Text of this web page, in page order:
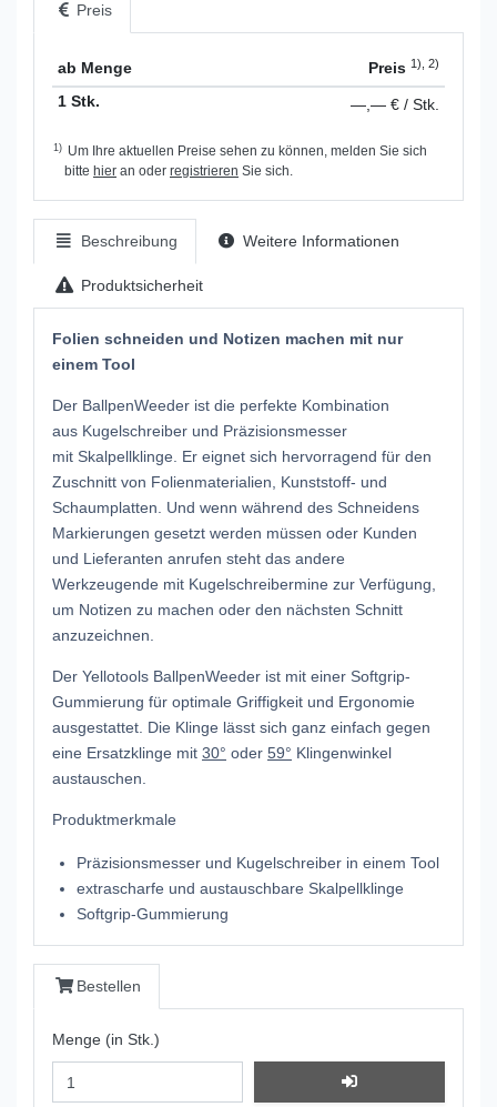
Preis
ab Menge Preis1), 2)
1 Stk. —,— € / Stk.
1) Um Ihre aktuellen Preise sehen zu können, melden Sie sich
bitte hier an oder registrieren Sie sich.
Beschreibung Weitere Informationen
Produktsicherheit
Folien schneiden und Notizen machen mit nur
einem Tool
Der BallpenWeeder ist die perfekte Kombination
aus Kugelschreiber und Präzisionsmesser
mit Skalpellklinge. Er eignet sich hervorragend für den
Zuschnitt von Folienmaterialien, Kunststoff- und
Schaumplatten. Und wenn während des Schneidens
Markierungen gesetzt werden müssen oder Kunden
und Lieferanten anrufen steht das andere
Werkzeugende mit Kugelschreibermine zur Verfügung,
um Notizen zu machen oder den nächsten Schnitt
anzuzeichnen.
Der Yellotools BallpenWeeder ist mit einer Softgrip-
Gummierung für optimale Griffigkeit und Ergonomie
ausgestattet. Die Klinge lässt sich ganz einfach gegen
eine Ersatzklinge mit 30° oder 59° Klingenwinkel
austauschen.
Produktmerkmale
Präzisionsmesser und Kugelschreiber in einem Tool
extrascharfe und austauschbare Skalpellklinge
Softgrip-Gummierung
Bestellen
Menge (in Stk.)